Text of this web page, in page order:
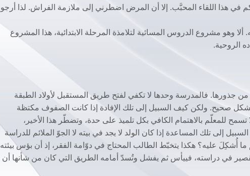
في هذا اللقاء المحبَّب. إلا أن المرض اضطرني إلى ملازمة الفراش. لذا أرجو
وهو مشروع الدروس المسائية لتلامذة المرحلة الابتدائية، هذا المشروع
الروحية.
من جذورها. فالمدرسة وحدها لا تكفي لفتح طريق المستقبل لأولاد الطبقة
بشكل صحيح. ولكن كيف السبيل إلى تلك الإفادة إذا كانت الصفوف مكتظة
للمعلّم بالاهتمام الكافي بكل تلميذ على حدة، وتضطّر هذا الأخير،
إلى تلك المساعدة إذا كان الولد لا يجد في بيته لا الجوّ الملائم للدراسة
أُشكِلَ عليه؟ هكذا يتخبّط الطالب المحتاج في دوّامة الفقر، إذ أن بؤس بيئته
في دراسته، فييأس ثم يفشل وتُسدّ أمامه الطريق التي كان من شأنها أن